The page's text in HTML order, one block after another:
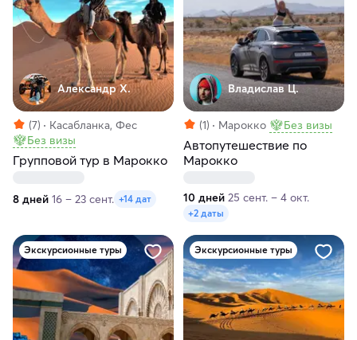
Александр Х.
(7)
Касабланка, Фес
Без визы
Групповой тур в Марокко
8 дней 16 – 23 сент. +14 дат
Владислав Ц.
(1) Марокко Без визы
Автопутешествие по
Марокко
10 дней 25 сент. – 4 окт.
+2 даты
Экскурсионные туры Экскурсионные туры